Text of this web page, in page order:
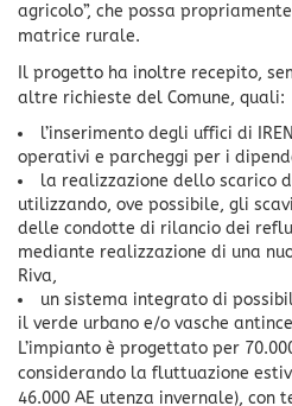
agricolo”, che possa
matrice rurale.
Il progetto ha inoltre recepito,
altre richieste del Comune, quali:
l’inserimento degli uffici di
operativi e parcheggi per i
la realizzazione dello scarico
utilizzando, ove possibile, gli
delle condotte di rilancio dei
mediante realizzazione di una
Riva,
un sistema integrato di
il verde urbano e/o vasche
L’impianto è progettato per
considerando la fluttuazione
46.000 AE utenza invernale), con